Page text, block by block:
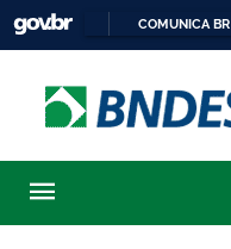
COMUNICA BR